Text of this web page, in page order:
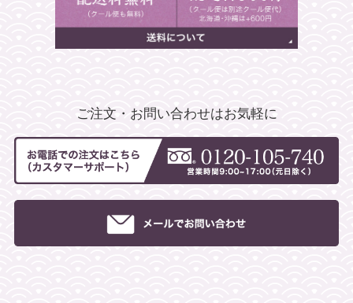
ご注文・お問い合わせはお気軽に